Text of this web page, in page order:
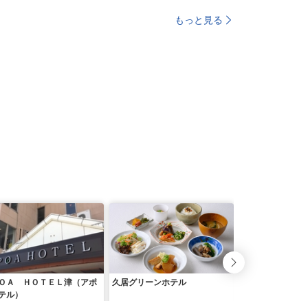
もっと見る
Ａ ＨＯＴＥＬ津（アポ
ル）
久居グリーンホテル